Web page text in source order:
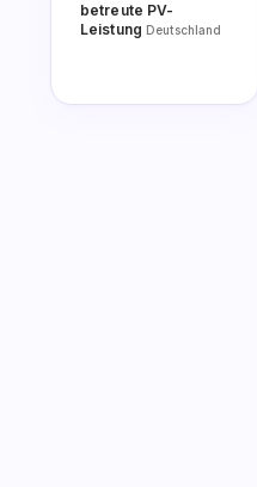
betreute PV-
Leistung Deutschland